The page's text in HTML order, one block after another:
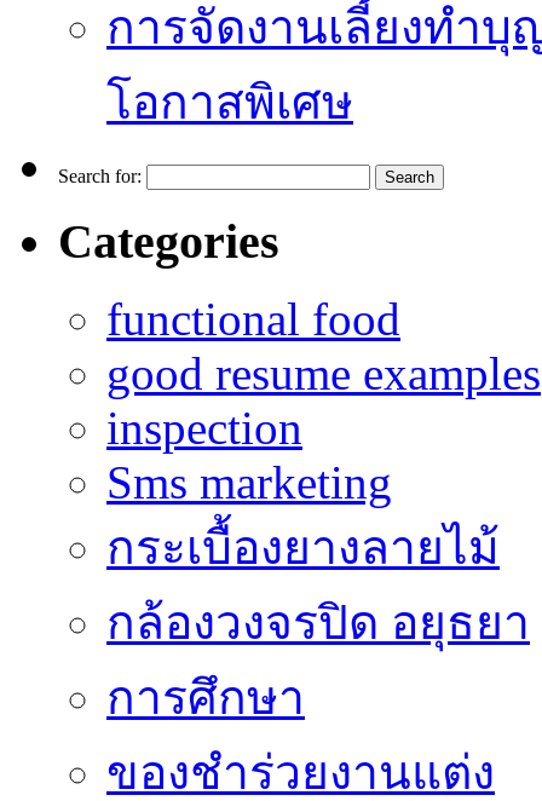
การจัดงานเลี้ยงทำ
โอกาสพิเศษ
Search for:
Categories
functional food
good resume examples
inspection
Sms marketing
กระเบื้องยางลายไม้
กล้องวงจรปิด อยุธยา
การศึกษา
ของชำร่วยงานแต่ง